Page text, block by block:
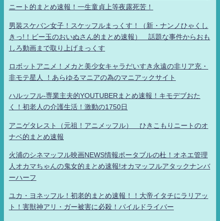
ニート的まとめ速報！一生童貞上等夜露死苦！
男装スケバン女子！スケッフルまっくす！（新・ナンノひゃくし
きっ!！ビー玉のおいぬさん的まとめ速報） 話題な事件からおも
しろ動画まで取り上げまっくす
ロボットアニメ！メカと美少女キャラだいすき永遠の非リア充・
非モテ星人 ！あらゆるマニアの為のマニアックサイト
ハルッフル-専業主夫的YOUTUBERまとめ速報！キモデブおた
く！初老人の介護生活！激動の1750日
アニゲタレスト（元祖！アニメッフル） ひきこもりニートのオ
ナベ的まとめ速報
火浦のシネマッフル映画NEWS情報ポータブルの杜！オネエ管理
人オカマちゃんの鬼女的まとめ速報!オカマッフルアタックナンバ
ーハーフ
ユカ・ヨネッフル！初老的まとめ速報！！大帝イタチにラリアッ
ト！害獣神アリ・ガー被害に必殺！パイルドライバー